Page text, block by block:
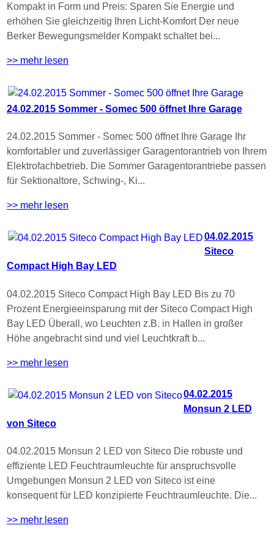
Kompakt in Form und Preis: Sparen Sie Energie und
erhöhen Sie gleichzeitig Ihren Licht-Komfort Der neue
Berker Bewegungsmelder Kompakt schaltet bei...
>> mehr lesen
24.02.2015 Sommer - Somec 500 öffnet Ihre Garage
24.02.2015 Sommer - Somec 500 öffnet Ihre Garage Ihr
komfortabler und zuverlässiger Garagentorantrieb von Ihrem
Elektrofachbetrieb. Die Sommer Garagentorantriebe passen
für Sektionaltore, Schwing-, Ki...
>> mehr lesen
04.02.2015
Siteco
Compact High Bay LED
04.02.2015 Siteco Compact High Bay LED Bis zu 70
Prozent Energieeinsparung mit der Siteco Compact High
Bay LED Überall, wo Leuchten z.B. in Hallen in großer
Höhe angebracht sind und viel Leuchtkraft b...
>> mehr lesen
04.02.2015
Monsun 2 LED
von Siteco
04.02.2015 Monsun 2 LED von Siteco Die robuste und
effiziente LED Feuchtraumleuchte für anspruchsvolle
Umgebungen Monsun 2 LED von Siteco ist eine
konsequent für LED konzipierte Feuchtraumleuchte. Die...
>> mehr lesen